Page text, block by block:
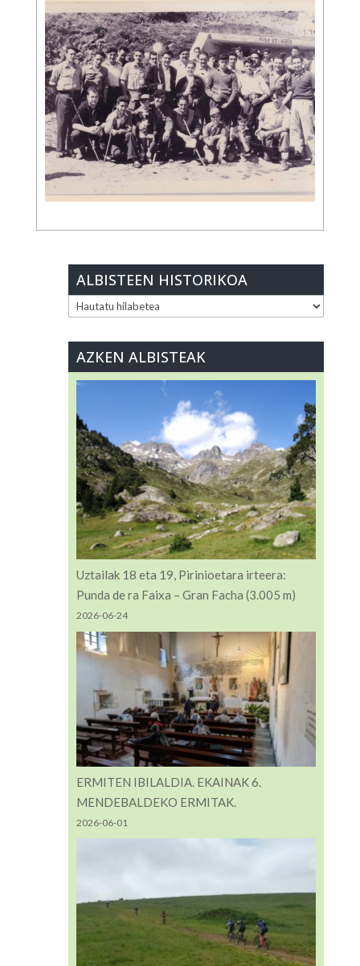
ALBISTEEN HISTORIKOA
ALBISTEEN
AZKEN ALBISTEAK
Uztailak 18 eta 19, Pirinioetara irteera:
Punda de ra Faixa – Gran Facha (3.005 m)
2026-06-24
ERMITEN IBILALDIA. EKAINAK 6.
MENDEBALDEKO ERMITAK.
2026-06-01